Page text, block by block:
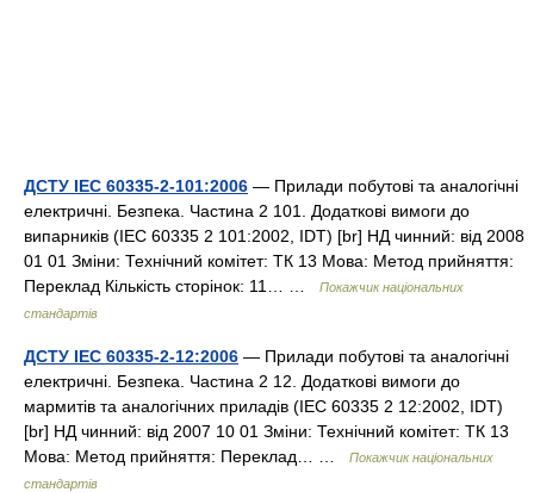
ДСТУ IEC 60335-2-101:2006 — Прилади побутові та аналогічні
електричні. Безпека. Частина 2 101. Додаткові вимоги до
випарників (IEC 60335 2 101:2002, IDT) [br] НД чинний: від 2008
01 01 Зміни: Технічний комітет: ТК 13 Мова: Метод прийняття:
Переклад Кількість сторінок: 11… …
Покажчик національних
стандартів
ДСТУ IEC 60335-2-12:2006 — Прилади побутові та аналогічні
електричні. Безпека. Частина 2 12. Додаткові вимоги до
мармитів та аналогічних приладів (IEC 60335 2 12:2002, IDT)
[br] НД чинний: від 2007 10 01 Зміни: Технічний комітет: ТК 13
Мова: Метод прийняття: Переклад… …
Покажчик національних
стандартів